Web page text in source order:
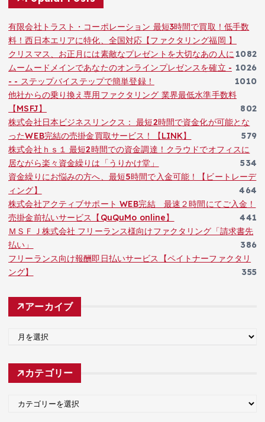
有限会社トラスト・コーポレーション 最短3時間で買取！低手数
料！西日本エリアに特化、全国対応【ファクタリング福岡 】
1082
クリスマス、お正月には素敵なプレゼントを大切なあの人に
1026
ムームードメインであなたのオンラインプレゼンスを確立 -
- - ステップバイステップで簡単登録！
1010
他社からの乗り換え専用ファクタリング 業界最低水準手数料
【MSFJ】
802
株式会社日本ビジネスリンクス： 最短2時間で資金化が可能とな
ったWEB完結の売掛金買取サービス！【LINK】
579
株式会社ｈｓ１ 最短2時間での資金調達！クラウドでオフィスに
居ながら楽々資金繰りは「うりかけ堂」
534
資金繰りにお悩みの方へ、最短5時間で入金可能！【ビートレーデ
ィング】
464
株式会社アクティブサポート WEB完結 最速２時間にてご入金！
売掛金前払いサービス【QuQuMo online】
441
ＭＳＦＪ株式会社 フリーランス様向けファクタリング「請求書先
払い」
386
フリーランス向け報酬即日払いサービス【ペイトナーファクタリ
ング】
355
アーカイブ
カ
カテゴリー